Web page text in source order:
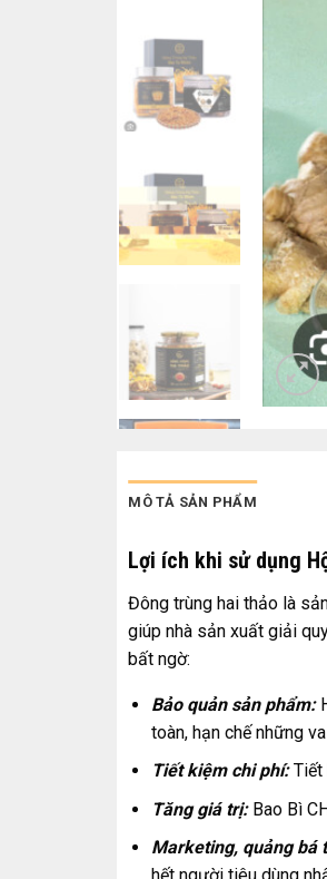
MÔ TẢ SẢN PHẨM
Lợi ích khi sử dụng
Đông trùng hai thảo là
giúp nhà sản xuất giải
bất ngờ:
Bảo quản sản phẩm:
toàn, hạn chế những
Tiết kiệm chi phí:Tiết
Tăng giá trị:Bao Bì
Marketing, quảng bá